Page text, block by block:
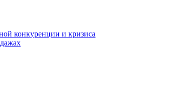
конкуренции и кризиса